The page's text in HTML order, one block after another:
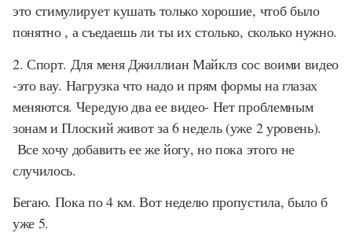
это стимулирует кушать только хорошие, чтоб было
понятно , а съедаешь ли ты их столько, сколько нужно.
2. Спорт. Для меня Джиллиан Майклз сос воими видео
-это вау. Нагрузка что надо и прям формы на глазах
меняются. Чередую два ее видео- Нет проблемным
зонам и Плоский живот за 6 недель (уже 2 уровень).
Все хочу добавить ее же йогу, но пока этого не
случилось.
Бегаю. Пока по 4 км. Вот неделю пропустила, было б
уже 5.